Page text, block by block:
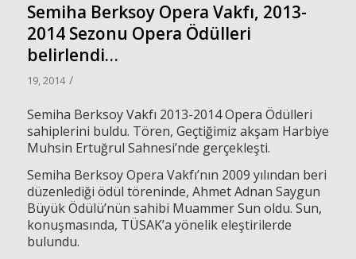
Semiha Berksoy Opera Vakfı, 2013-
2014 Sezonu Opera Ödülleri
belirlendi…
19, 2014 /
Semiha Berksoy Vakfı 2013-2014 Opera Ödülleri
sahiplerini buldu. Tören, Geçtiğimiz akşam Harbiye
Muhsin Ertuğrul Sahnesi’nde gerçekleşti.
Semiha Berksoy Opera Vakfı’nın 2009 yılından beri
düzenlediği ödül töreninde, Ahmet Adnan Saygun
Büyük Ödülü’nün sahibi Muammer Sun oldu. Sun,
konuşmasında, TÜSAK’a yönelik eleştirilerde
bulundu.